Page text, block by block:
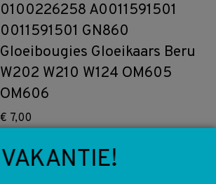
0100226258 A0011591501
0011591501 GN860
Gloeibougies Gloeikaars Beru
W202 W210 W124 OM605
OM606
€ 7,00
Toevoegen aan winkelwagen
VAKANTIE!